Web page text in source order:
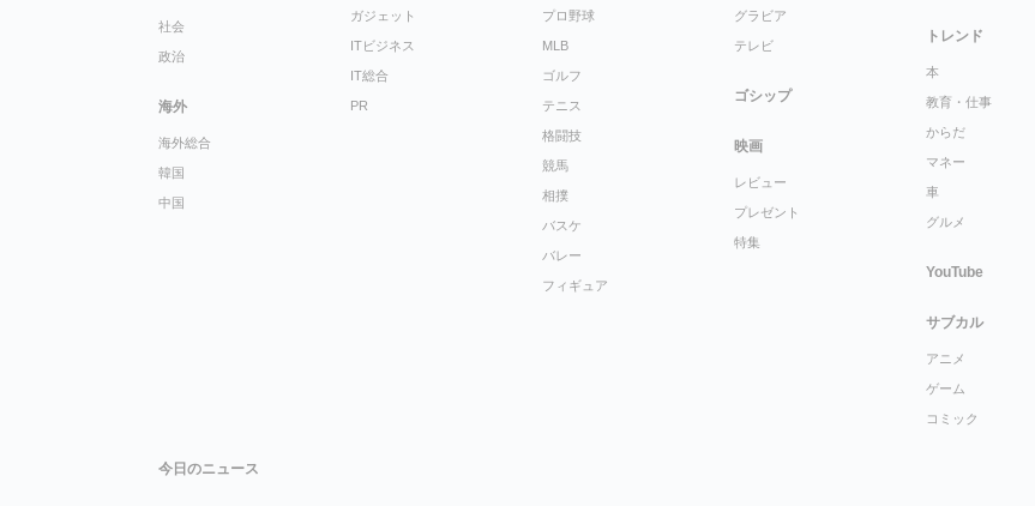
社会
政治
海外
海外総合
韓国
中国
ガジェット
ITビジネス
IT総合
PR
プロ野球
MLB
ゴルフ
テニス
格闘技
競馬
相撲
バスケ
バレー
フィギュア
グラビア
テレビ
ゴシップ
映画
レビュー
プレゼント
特集
トレンド
本
教育・仕事
からだ
マネー
車
グルメ
YouTube
サブカル
アニメ
ゲーム
コミック
今日のニュース